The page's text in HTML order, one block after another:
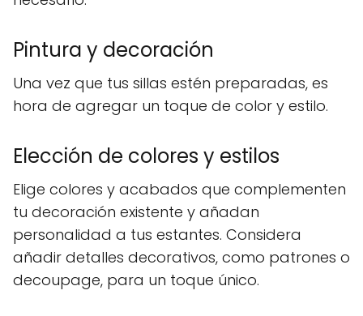
Pintura y decoración
Una vez que tus sillas estén preparadas, es
hora de agregar un toque de color y estilo.
Elección de colores y estilos
Elige colores y acabados que complementen
tu decoración existente y añadan
personalidad a tus estantes. Considera
añadir detalles decorativos, como patrones o
decoupage, para un toque único.